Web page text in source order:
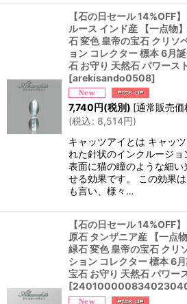
【石の日セール 14%OFF
ルース インド産 【一点物
石 変色 皇帝の宝石 クリソ
ョン コレクター 標本 6月
石 お守り 天然石 パワース
[arekisando0508]
7,740円(税別) [通常販売価
(税込: 8,514円)
キャッツアイとは キャッ
れた針状のインクルージ
表面に猫の瞳のような細い
せる効果です。 この効果
も言い、様々…
【石の日セール 14%OFF
原石 タンザニア産 【一点
緑石 変色 皇帝の宝石 クリ
ション コレクター 標本 6
宝石 お守り 天然石 パワー
[